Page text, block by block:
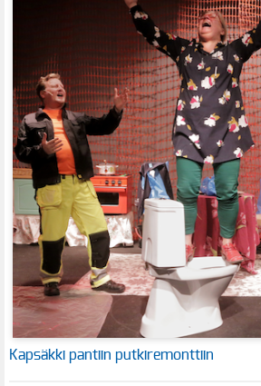
Kapsäkki pantiin putkiremonttiin